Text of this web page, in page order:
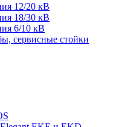
12/20 кВ
18/30 кВ
6/10 кВ
сервисные стойки